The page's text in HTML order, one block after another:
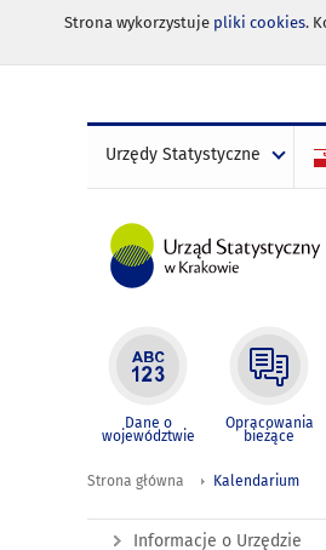
Strona wykorzystuje pliki cookies.
Urzędy Statystyczne
Dane o
województwie
Opracowania
bieżące
Strona główna Kalendarium
Informacje o Urzędzie